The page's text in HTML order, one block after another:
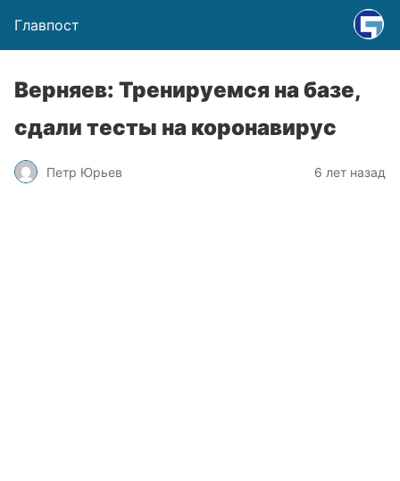
Главпост
Верняев: Тренируемся на базе,
сдали тесты на коронавирус
Петр Юрьев 6 лет назад